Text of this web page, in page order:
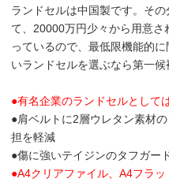
ランドセルは中国製です。そ
て、20000万円少々から用意
っているので、最低限機能的
いランドセルを選ぶなら第一候
●有名企業のランドセルとして
●肩ベルトに2層ウレタン素材
担を軽減
●傷に強いテイジンのタフガー
●A4クリアファイル、A4フラッ